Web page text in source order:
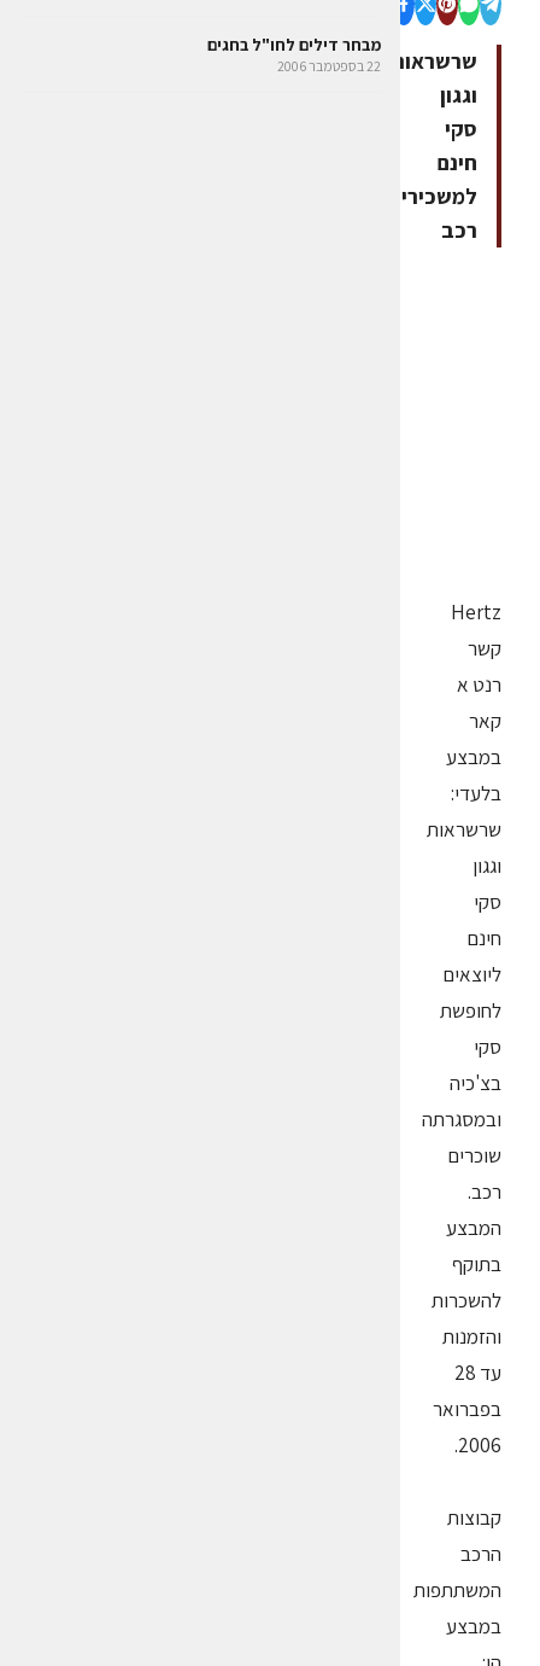
שרשראות
וגגון
סקי
חינם
למשכירים
רכב
Hertz
קשר
רנט א
קאר
במבצע
בלעדי:
שרשראות
וגגון
סקי
חינם
ליוצאים
לחופשת
סקי
בצ'כיה
ובמסגרתה
שוכרים
רכב.
המבצע
בתוקף
להשכרות
והזמנות
עד 28
בפברואר
2006.
קבוצות
הרכב
המשתתפות
במבצע
מבחר דילים לחו"ל בחגים
22 בספטמבר 2006